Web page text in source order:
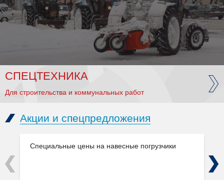
СПЕЦТЕХНИКА
Для строительства и коммунальных работ
Акции и спецпредложения
Специальные цены на навесные погрузчики
Previous Next